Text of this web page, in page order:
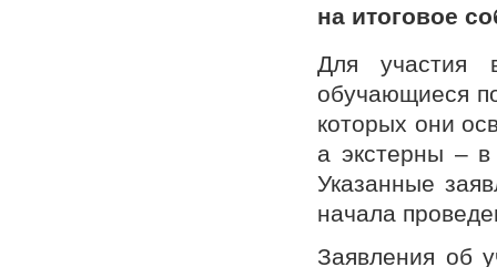
на итоговое
Для участия
обучающиеся
которых они
а экстерны – в
Указанные
начала
Заявления об